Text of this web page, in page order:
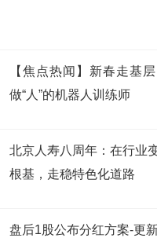
【焦点热闻】新春走基
做“人”的机器人训练师
北京人寿八周年：在行业
根基，走稳特色化道路
盘后1股公布分红方案-更